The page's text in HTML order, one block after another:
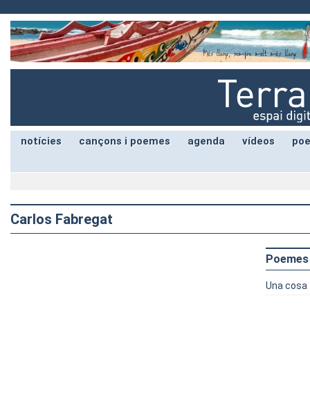
notícies cançons i poemes agenda vídeos
Carlos Fabregat
Poemes
Una cosa